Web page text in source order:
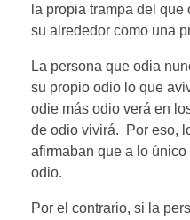
la propia trampa del
su alrededor como una
La persona que odia
su propio odio lo que
odie más odio verá en
de odio vivirá. Por eso,
afirmaban que a lo
odio.
Por el contrario, si la